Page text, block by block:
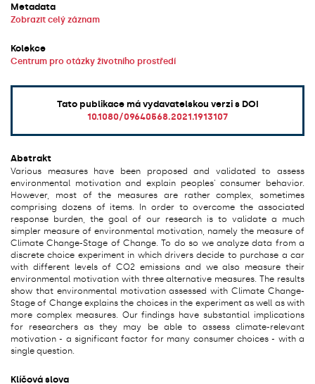
Metadata
Zobrazit celý záznam
Kolekce
Centrum pro otázky životního prostředí
Tato publikace má vydavatelskou verzi s DOI
10.1080/09640568.2021.1913107
Abstrakt
Various measures have been proposed and validated to assess
environmental motivation and explain peoples' consumer behavior.
However, most of the measures are rather complex, sometimes
comprising dozens of items. In order to overcome the associated
response burden, the goal of our research is to validate a much
simpler measure of environmental motivation, namely the measure of
Climate Change-Stage of Change. To do so we analyze data from a
discrete choice experiment in which drivers decide to purchase a car
with different levels of CO2 emissions and we also measure their
environmental motivation with three alternative measures. The results
show that environmental motivation assessed with Climate Change-
Stage of Change explains the choices in the experiment as well as with
more complex measures. Our findings have substantial implications
for researchers as they may be able to assess climate-relevant
motivation - a significant factor for many consumer choices - with a
single question.
Klíčová slova